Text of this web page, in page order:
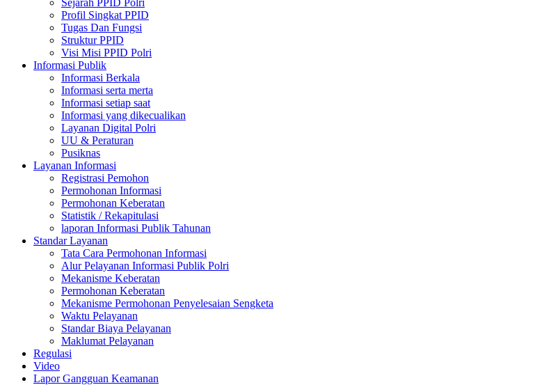
Sejarah PPID Polri
Profil Singkat PPID
Tugas Dan Fungsi
Struktur PPID
Visi Misi PPID Polri
Informasi Publik
Informasi Berkala
Informasi serta merta
Informasi setiap saat
Informasi yang dikecualikan
Layanan Digital Polri
UU & Peraturan
Pusiknas
Layanan Informasi
Registrasi Pemohon
Permohonan Informasi
Permohonan Keberatan
Statistik / Rekapitulasi
laporan Informasi Publik Tahunan
Standar Layanan
Tata Cara Permohonan Informasi
Alur Pelayanan Informasi Publik Polri
Mekanisme Keberatan
Permohonan Keberatan
Mekanisme Permohonan Penyelesaian Sengketa
Waktu Pelayanan
Standar Biaya Pelayanan
Maklumat Pelayanan
Regulasi
Video
Lapor Gangguan Keamanan